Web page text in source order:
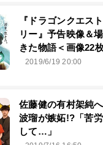
『ドラゴンクエス
リー』予告映像＆
きた物語＜画像22
2019/6/19 20:00
佐藤健の有村架純
波瑠が嫉妬!?「苦
して…」